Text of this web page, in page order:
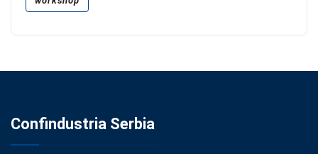
Confindustria Serbia